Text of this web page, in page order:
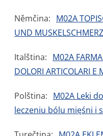
Němčina: M02A
UND
Italština: M02A
DOLORI ARTICOLARI E
Polština: M02A Leki
leczeniu bólu mięśni i